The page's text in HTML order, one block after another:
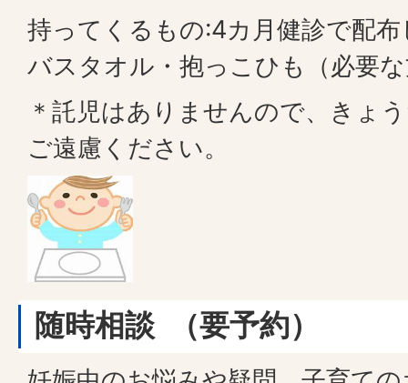
持ってくるもの:4カ月健診で配
バスタオル・抱っこひも（必要
＊託児はありませんので、きょ
ご遠慮ください。
随時相談 （要予約）